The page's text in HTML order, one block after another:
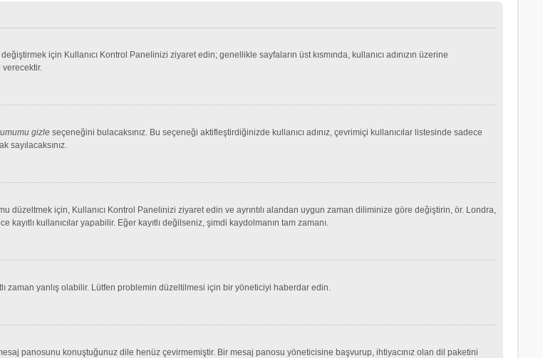
için Kullanıcı Kontrol Panelinizi ziyaret edin; genellikle sayfaların üst kısmında, kullanıcı adınızın üzerine
verecektir.
gizleseçeneğini bulacaksınız. Bu seçeneği aktifleştirdiğinizde kullanıcı adınız, çevrimiçi kullanıcılar listesinde sadece
sayılacaksınız.
için, Kullanıcı Kontrol Panelinizi ziyaret edin ve ayrıntılı alandan uygun zaman diliminize göre değiştirin, ör. Londra,
kullanıcılar yapabilir. Eğer kayıtlı değilseniz, şimdi kaydolmanın tam zamanı.
zaman yanlış olabilir. Lütfen problemin düzeltilmesi için bir yöneticiyi haberdar edin.
panosunu konuştuğunuz dile henüz çevirmemiştir. Bir mesaj panosu yöneticisine başvurup, ihtiyacınız olan dil paketini